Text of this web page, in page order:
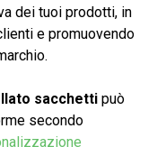
dei tuoi prodotti, in
e promuovendo
sacchettipuò
secondo